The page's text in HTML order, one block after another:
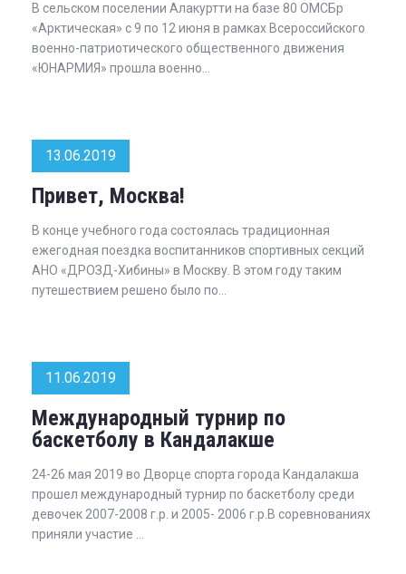
В сельском поселении Алакуртти на базе 80 ОМСБр
«Арктическая» с 9 по 12 июня в рамках Всероссийского
военно-патриотического общественного движения
«ЮНАРМИЯ» прошла военно...
13.06.2019
Привет, Москва!
В конце учебного года состоялась традиционная
ежегодная поездка воспитанников спортивных секций
АНО «ДРОЗД-Хибины» в Москву. В этом году таким
путешествием решено было по...
11.06.2019
Международный турнир по
баскетболу в Кандалакше
24-26 мая 2019 во Дворце спорта города Кандалакша
прошел международный турнир по баскетболу среди
девочек 2007-2008 г.р. и 2005- 2006 г.р.В соревнованиях
приняли участие ...